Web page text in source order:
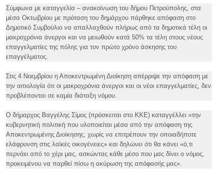
Σύμφωνα με καταγγελία – ανακοίνωση του δήμου Πετρούπολης, στα
μέσα Οκτωβρίου με πρόταση του δημάρχου πάρθηκε απόφαση στο
Δημοτικό Συμβούλιο να απαλλαχθούν πλήρως από τα δημοτικά τέλη οι
μακροχρόνια άνεργοι και να μειωθούν κατά 50% τα τέλη στους νέους
επαγγελματίες της πόλης για τον πρώτο χρόνο άσκησης του
επαγγέλματος.
Στις 4 Νοεμβρίου η Αποκεντρωμένη Διοίκηση απέρριψε την απόφαση με
την αιτιολογία ότι οι μακροχρόνια άνεργοι και οι νέοι επαγγελματίες, δεν
προβλέπονται σε καμία διάταξη νόμου.
Ο δήμαρχος Βαγγέλης Σίμος (πρόσκειται στο ΚΚΕ) καταγγέλλει «την
κυβερνητική πολιτική που υλοποιείται μέσα από την απόφαση της
Αποκεντρωμένης Διοίκησης, χωρίς να επιτρέπουν την οποιαδήποτε
ελάφρυνση στις λαϊκές οικογένειες» και δηλώνει ότι θα κάνει «ό,τι
περνάει από το χέρι μας, ασκώντας κάθε μέσο που μας δίνει ο νόμος,
προκειμένου να παρθεί πίσω η ακύρωση της απόφασής μας».